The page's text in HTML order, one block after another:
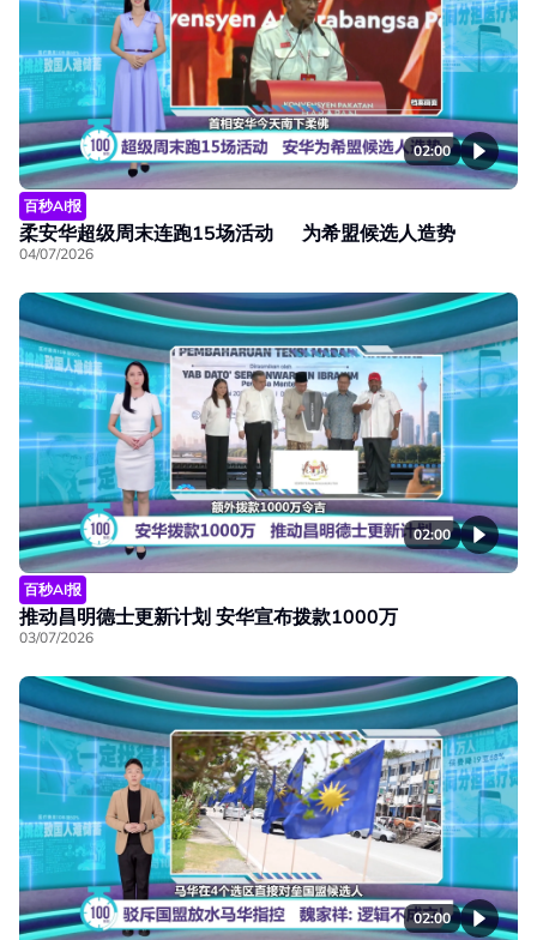
02:00
百秒AI报
柔安华超级周末连跑15场活动 为希盟候选人造势
04/07/2026
02:00
百秒AI报
推动昌明德士更新计划 安华宣布拨款1000万
03/07/2026
02:00